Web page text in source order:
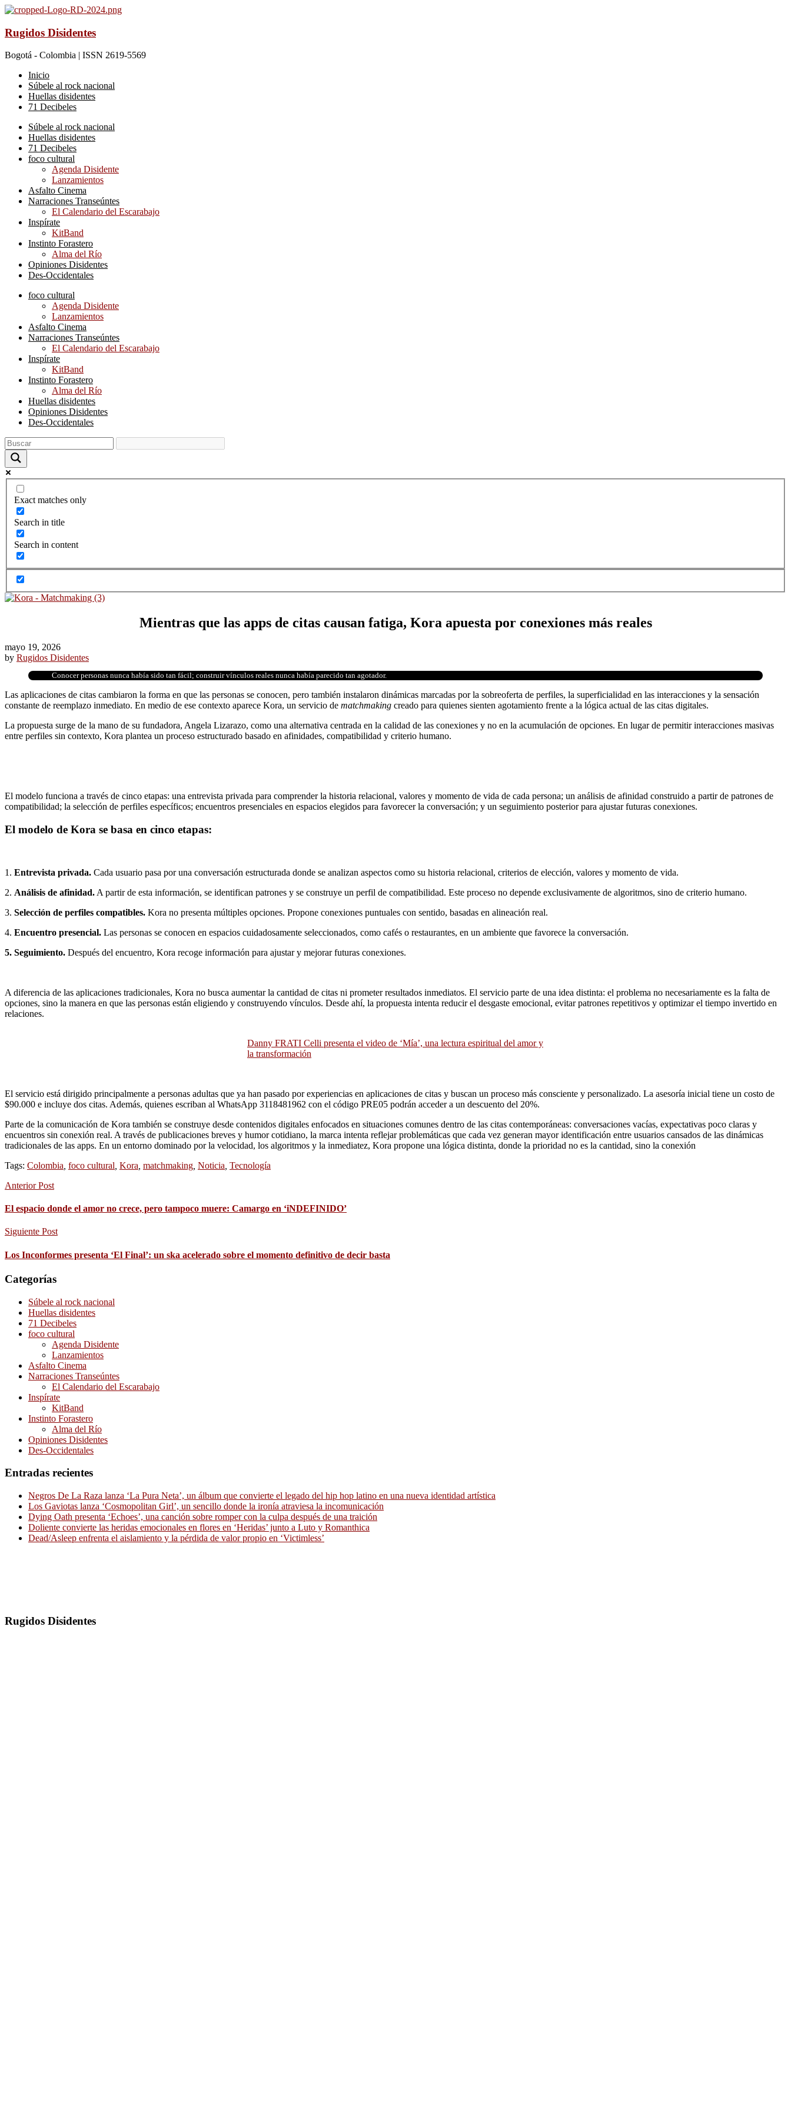
Rugidos Disidentes
Bogotá - Colombia | ISSN 2619-5569
Inicio
Súbele al rock nacional
Huellas disidentes
71 Decibeles
Súbele al rock nacional
Huellas disidentes
71 Decibeles
foco cultural
Agenda Disidente
Lanzamientos
Asfalto Cinema
Narraciones Transeúntes
El Calendario del Escarabajo
Inspírate
KitBand
Instinto Forastero
Alma del Río
Opiniones Disidentes
Des-Occidentales
foco cultural
Agenda Disidente
Lanzamientos
Asfalto Cinema
Narraciones Transeúntes
El Calendario del Escarabajo
Inspírate
KitBand
Instinto Forastero
Alma del Río
Huellas disidentes
Opiniones Disidentes
Des-Occidentales
Exact matches only
Search in title
Search in content
Mientras que las apps de citas causan fatiga, Kora apuesta por conexiones más reales
mayo 19, 2026
by Rugidos Disidentes
Conocer personas nunca había sido tan fácil; construir vínculos reales nunca había parecido tan agotador.
Las aplicaciones de citas cambiaron la forma en que las personas se conocen, pero también instalaron dinámicas marcadas por la sobreoferta de perfiles, la superficialidad en las interacciones y la sensación
constante de reemplazo inmediato. En medio de ese contexto aparece Kora, un servicio de matchmaking creado para quienes sienten agotamiento frente a la lógica actual de las citas digitales.
La propuesta surge de la mano de su fundadora, Angela Lizarazo, como una alternativa centrada en la calidad de las conexiones y no en la acumulación de opciones. En lugar de permitir interacciones masivas
entre perfiles sin contexto, Kora plantea un proceso estructurado basado en afinidades, compatibilidad y criterio humano.
El modelo funciona a través de cinco etapas: una entrevista privada para comprender la historia relacional, valores y momento de vida de cada persona; un análisis de afinidad construido a partir de patrones de
compatibilidad; la selección de perfiles específicos; encuentros presenciales en espacios elegidos para favorecer la conversación; y un seguimiento posterior para ajustar futuras conexiones.
El modelo de Kora se basa en cinco etapas:
1. Entrevista privada. Cada usuario pasa por una conversación estructurada donde se analizan aspectos como su historia relacional, criterios de elección, valores y momento de vida.
2. Análisis de afinidad. A partir de esta información, se identifican patrones y se construye un perfil de compatibilidad. Este proceso no depende exclusivamente de algoritmos, sino de criterio humano.
3. Selección de perfiles compatibles. Kora no presenta múltiples opciones. Propone conexiones puntuales con sentido, basadas en alineación real.
4. Encuentro presencial. Las personas se conocen en espacios cuidadosamente seleccionados, como cafés o restaurantes, en un ambiente que favorece la conversación.
5. Seguimiento. Después del encuentro, Kora recoge información para ajustar y mejorar futuras conexiones.
A diferencia de las aplicaciones tradicionales, Kora no busca aumentar la cantidad de citas ni prometer resultados inmediatos. El servicio parte de una idea distinta: el problema no necesariamente es la falta de
opciones, sino la manera en que las personas están eligiendo y construyendo vínculos. Desde ahí, la propuesta intenta reducir el desgaste emocional, evitar patrones repetitivos y optimizar el tiempo invertido en
relaciones.
Danny FRATI Celli presenta el video de ‘Mía’, una lectura espiritual del amor y
la transformación
El servicio está dirigido principalmente a personas adultas que ya han pasado por experiencias en aplicaciones de citas y buscan un proceso más consciente y personalizado. La asesoría inicial tiene un costo de
$90.000 e incluye dos citas. Además, quienes escriban al WhatsApp 3118481962 con el código PRE05 podrán acceder a un descuento del 20%.
Parte de la comunicación de Kora también se construye desde contenidos digitales enfocados en situaciones comunes dentro de las citas contemporáneas: conversaciones vacías, expectativas poco claras y
encuentros sin conexión real. A través de publicaciones breves y humor cotidiano, la marca intenta reflejar problemáticas que cada vez generan mayor identificación entre usuarios cansados de las dinámicas
tradicionales de las apps. En un entorno dominado por la velocidad, los algoritmos y la inmediatez, Kora propone una lógica distinta, donde la prioridad no es la cantidad, sino la conexión
Tags: Colombia foco cultural Kora matchmaking Noticia Tecnología
Anterior Post
El espacio donde el amor no crece, pero tampoco muere: Camargo en ‘iNDEFINIDO’
Siguiente Post
Los Inconformes presenta ‘El Final’: un ska acelerado sobre el momento definitivo de decir basta
Categorías
Súbele al rock nacional
Huellas disidentes
71 Decibeles
foco cultural
Agenda Disidente
Lanzamientos
Asfalto Cinema
Narraciones Transeúntes
El Calendario del Escarabajo
Inspírate
KitBand
Instinto Forastero
Alma del Río
Opiniones Disidentes
Des-Occidentales
Entradas recientes
Negros De La Raza lanza ‘La Pura Neta’, un álbum que convierte el legado del hip hop latino en una nueva identidad artística
Los Gaviotas lanza ‘Cosmopolitan Girl’, un sencillo donde la ironía atraviesa la incomunicación
Dying Oath presenta ‘Echoes’, una canción sobre romper con la culpa después de una traición
Doliente convierte las heridas emocionales en flores en ‘Heridas’ junto a Luto y Romanthica
Dead/Asleep enfrenta el aislamiento y la pérdida de valor propio en ‘Victimless’
Rugidos Disidentes